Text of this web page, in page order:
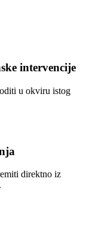
intervencije
u okviru istog
direktno iz